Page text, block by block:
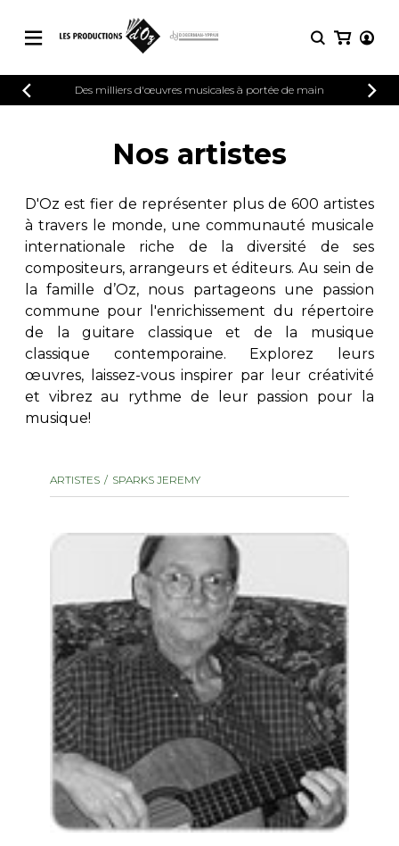
CATALOGUE
riche en œuvres originales et en
arrangements de qualité.
PARTITIONS POUR GUITARE
PARTITIONS POUR AUTRES
INSTRUMENTS
PARTITIONS POUR ENSEMBLES
CONNEXION
INSCRIPTION
Des milliers d'œuvres musicales à portée de main
riche en œuvres originales et en
arrangements de qualité.
2 guitares
3 guitares
4 guitares
5 guitares et plus
Ensemble de
Orchestre de guitares
Concerto pour
Guitare et un autre
Musique de chambre
Nos artistes
D'Oz est fier de représenter plus de 600 artistes
à travers le monde, une communauté musicale
internationale riche de la diversité de ses
compositeurs, arrangeurs et éditeurs. Au sein de
la famille d’Oz, nous partageons une passion
commune pour l'enrichissement du répertoire
de la guitare classique et de la musique
classique contemporaine. Explorez leurs
œuvres, laissez-vous inspirer par leur créativité
et vibrez au rythme de leur passion pour la
musique!
ARTISTES SPARKS JEREMY